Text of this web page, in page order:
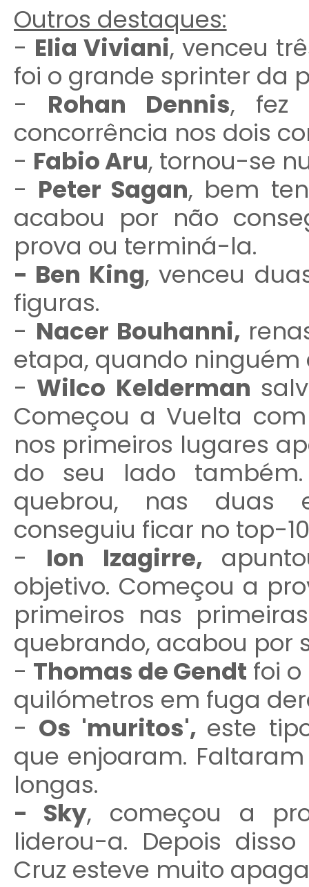
Outros destaques:
- Elia Viviani, venceu
foi o grande sprinter da
- Rohan Dennis, fez
concorrência nos dois
- Fabio Aru, tornou-se
- Peter Sagan, bem
acabou por não
prova ou terminá-la.
- Ben King, venceu
figuras.
- Nacer Bouhanni,
etapa, quando ninguém
- Wilco Kelderman
Começou a Vuelta
nos primeiros lugares
do seu lado
quebrou, nas duas
conseguiu ficar no top-
- Ion Izagirre,
objetivo. Começou a
primeiros nas
quebrando, acabou por
- Thomas de Gendt foi
quilómetros em fuga
- Os 'muritos', este
que enjoaram.
longas.
- Sky, começou a
liderou-a. Depois
Cruz esteve muito